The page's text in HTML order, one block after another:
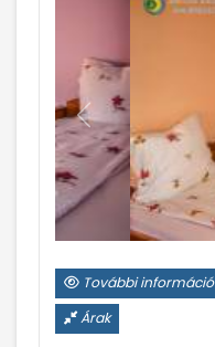
Vissza
További információ
Árak